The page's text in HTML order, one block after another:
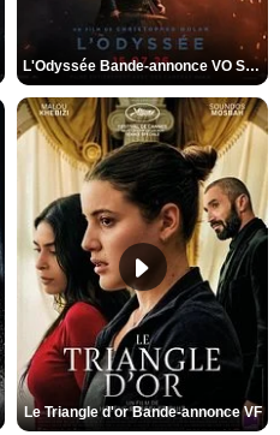
L'Odyssée Bande-annonce VO STFR
Le Triangle d'or Bande-annonce VF